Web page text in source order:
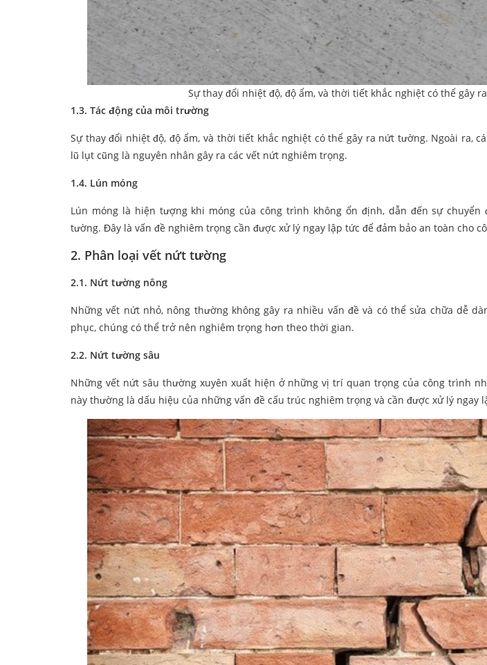
Sự thay đổi nhiệt độ, độ ẩm, và thời tiết khắc nghiệt có thể gây
1.3. Tác động của môi trường
Sự thay đổi nhiệt độ, độ ẩm, và thời tiết khắc nghiệt có thể gây ra nứt tường. Ngoài ra,
lũ lụt cũng là nguyên nhân gây ra các vết nứt nghiêm trọng.
1.4. Lún móng
Lún móng là hiện tượng khi móng của công trình không ổn định, dẫn đến sự chuyển
tường. Đây là vấn đề nghiêm trọng cần được xử lý ngay lập tức để đảm bảo an toàn cho
2. Phân loại vết nứt tường
2.1. Nứt tường nông
Những vết nứt nhỏ, nông thường không gây ra nhiều vấn đề và có thể sửa chữa dễ
phục, chúng có thể trở nên nghiêm trọng hơn theo thời gian.
2.2. Nứt tường sâu
Những vết nứt sâu thường xuyên xuất hiện ở những vị trí quan trọng của công trình
này thường là dấu hiệu của những vấn đề cấu trúc nghiêm trọng và cần được xử lý ngay